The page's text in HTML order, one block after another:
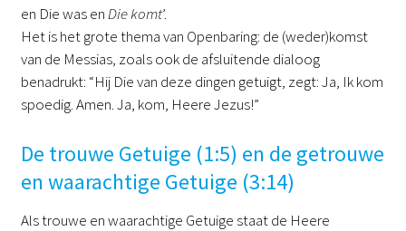
en Die was enDie komt’.
Het is het grote thema van Openbaring: de (weder)komst
van de Messias, zoals ook de afsluitende dialoog
benadrukt: “Hij Die van deze dingen getuigt, zegt: Ja, Ik kom
spoedig. Amen. Ja, kom, Heere Jezus!”
De trouwe Getuige (1:5) en de getrouwe
en waarachtige Getuige (3:14)
Als trouwe en waarachtige Getuige staat de Heere